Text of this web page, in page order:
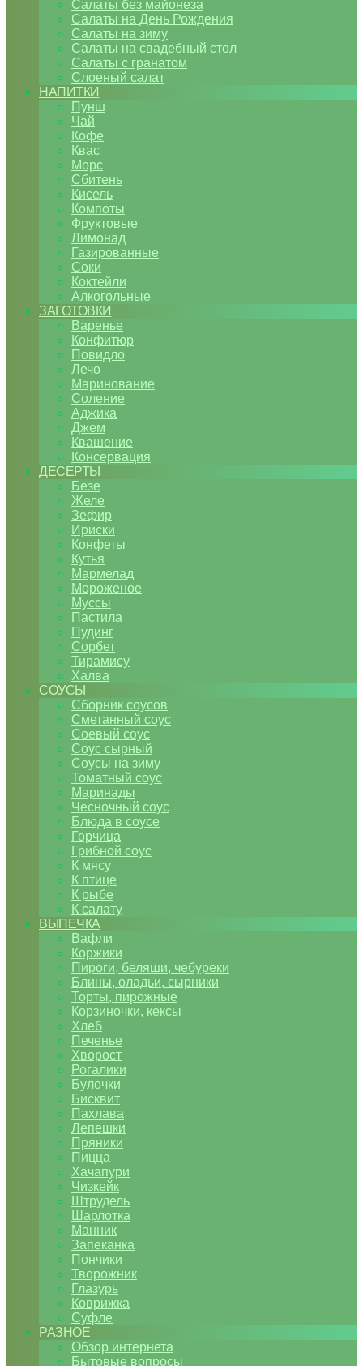
Салаты без майонеза
Салаты на День Рождения
Салаты на зиму
Салаты на свадебный стол
Салаты с гранатом
Слоеный салат
НАПИТКИ
Пунш
Чай
Кофе
Квас
Морс
Сбитень
Кисель
Компоты
Фруктовые
Лимонад
Газированные
Соки
Коктейли
Алкогольные
ЗАГОТОВКИ
Варенье
Конфитюр
Повидло
Лечо
Маринование
Соление
Аджика
Джем
Квашение
Консервация
ДЕСЕРТЫ
Безе
Желе
Зефир
Ириски
Конфеты
Кутья
Мармелад
Мороженое
Муссы
Пастила
Пудинг
Сорбет
Тирамису
Халва
СОУСЫ
Сборник соусов
Сметанный соус
Соевый соус
Соус сырный
Соусы на зиму
Томатный соус
Маринады
Чесночный соус
Блюда в соусе
Горчица
Грибной соус
К мясу
К птице
К рыбе
К салату
ВЫПЕЧКА
Вафли
Коржики
Пироги, беляши, чебуреки
Блины, оладьи, сырники
Торты, пирожные
Корзиночки, кексы
Хлеб
Печенье
Хворост
Рогалики
Булочки
Бисквит
Пахлава
Лепешки
Пряники
Пицца
Хачапури
Чизкейк
Штрудель
Шарлотка
Манник
Запеканка
Пончики
Творожник
Глазурь
Коврижка
Суфле
РАЗНОЕ
Обзор интернета
Бытовые вопросы